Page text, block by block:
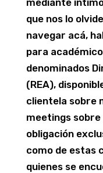
mediante
que nos lo
navegar acá,
para
denominados
(REA),
clientela sobre
meetings
obligación
como de estas
quienes se